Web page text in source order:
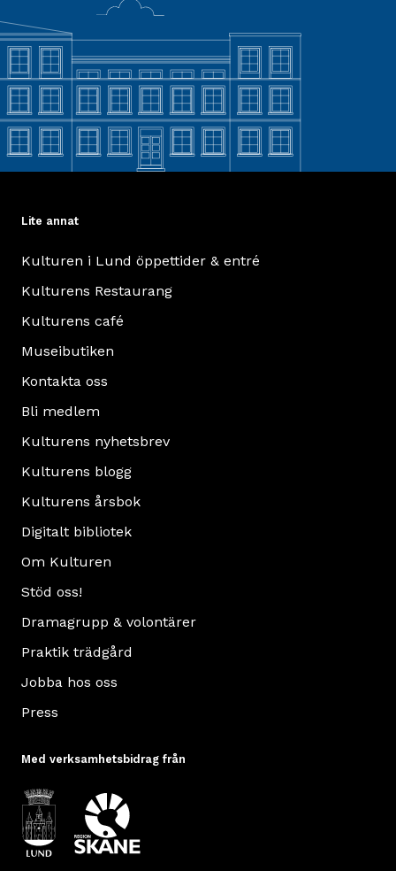
Lite annat
Kulturen i Lund öppettider & entré
Kulturens Restaurang
Kulturens café
Museibutiken
Kontakta oss
Bli medlem
Kulturens nyhetsbrev
Kulturens blogg
Kulturens årsbok
Digitalt bibliotek
Om Kulturen
Stöd oss!
Dramagrupp & volontärer
Praktik trädgård
Jobba hos oss
Press
Med verksamhetsbidrag från